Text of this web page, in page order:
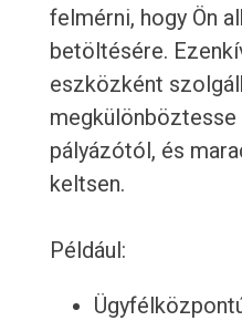
felmérni, hogy Ön
betöltésére.
eszközként
pályázótól, és
keltsen.
Például: